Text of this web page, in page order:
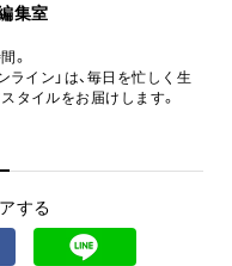
集室
。
イン」は、毎日を忙しく生
タイルをお届けします。
する